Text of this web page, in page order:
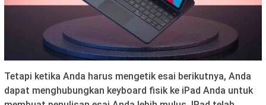
Tetapi ketika Anda harus mengetik esai berikutnya, Anda
dapat menghubungkan keyboard fisik ke iPad Anda untuk